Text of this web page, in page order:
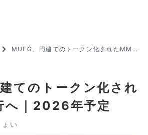
MUFG、円建てのトークン化されたMMF
てのトークン化され
へ｜2026年予定
ょい